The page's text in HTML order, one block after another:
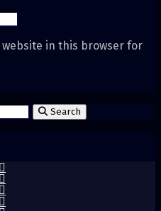
website in this browser for
Search